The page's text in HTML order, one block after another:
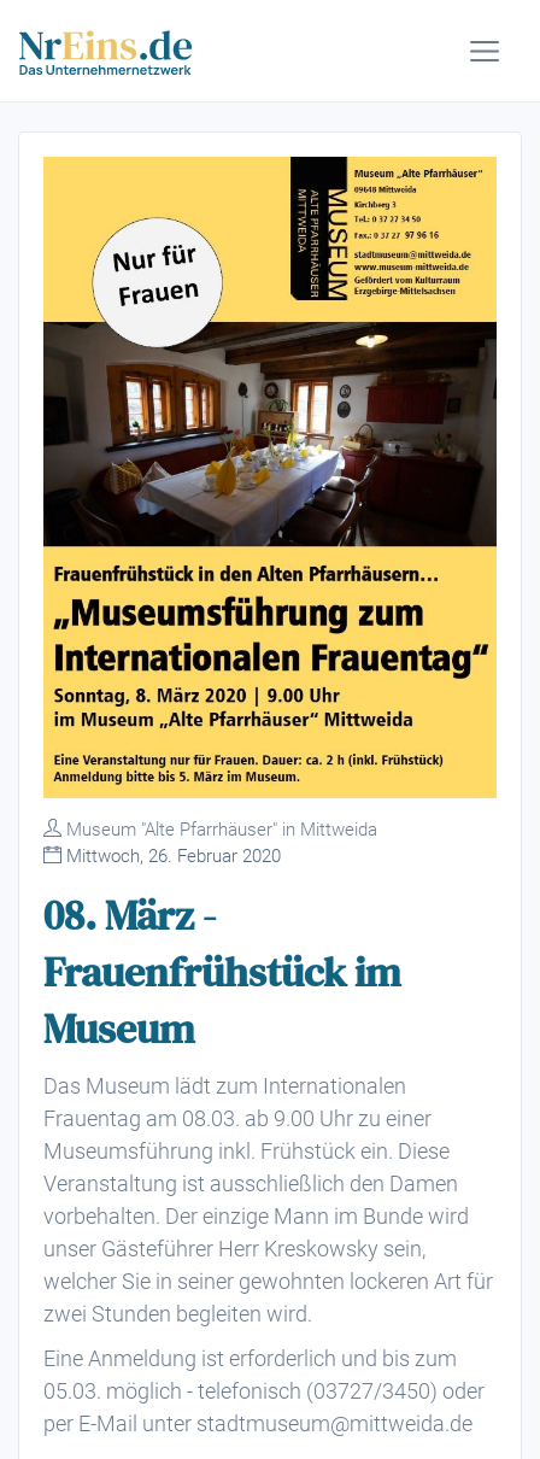
Museum "Alte Pfarrhäuser" in Mittweida
Mittwoch, 26. Februar 2020
08. März -
Frauenfrühstück im
Museum
Das Museum lädt zum Internationalen
Frauentag am 08.03. ab 9.00 Uhr zu einer
Museumsführung inkl. Frühstück ein. Diese
Veranstaltung ist ausschließlich den Damen
vorbehalten. Der einzige Mann im Bunde wird
unser Gästeführer Herr Kreskowsky sein,
welcher Sie in seiner gewohnten lockeren Art für
zwei Stunden begleiten wird.
Eine Anmeldung ist erforderlich und bis zum
05.03. möglich - telefonisch (03727/3450) oder
per E-Mail unter stadtmuseum@mittweida.de